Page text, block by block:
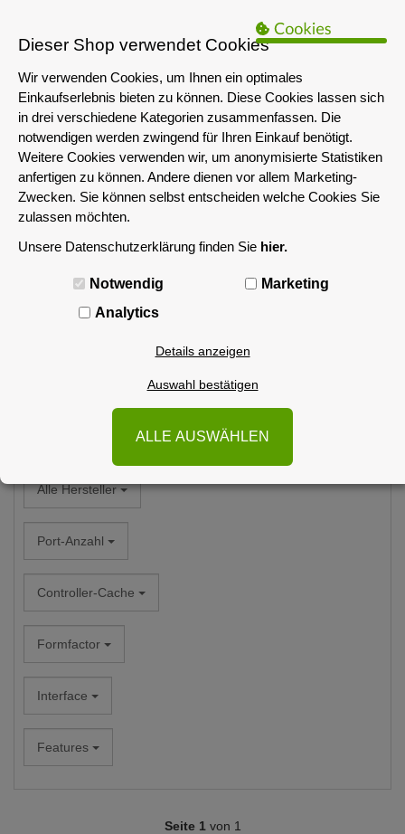
Das servershop-bayern.de Angebot richtet sich nur an
Unternehmen i.S.d. § 14 BGB sowie die öffentliche Hand. Ein Verkauf
an Privatpersonen ist nicht möglich.
MENÜ
Alle Hersteller
Port-Anzahl
Controller-Cache
Formfactor
Interface
Features
Seite 1 von 1
Dieser Shop verwendet Cookies
Wir verwenden Cookies, um Ihnen ein optimales
Einkaufserlebnis bieten zu können. Diese Cookies lassen sich
in drei verschiedene Kategorien zusammenfassen. Die
notwendigen werden zwingend für Ihren Einkauf benötigt.
Weitere Cookies verwenden wir, um anonymisierte Statistiken
anfertigen zu können. Andere dienen vor allem Marketing-
Zwecken. Sie können selbst entscheiden welche Cookies Sie
zulassen möchten.
Unsere Datenschutzerklärung finden Sie hier.
Notwendig
Marketing
Analytics
Details anzeigen
Auswahl bestätigen
ALLE AUSWÄHLEN